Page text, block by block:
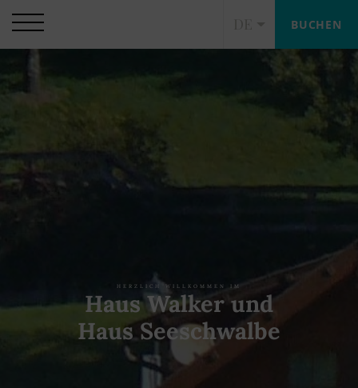
BUCHEN
HERZLICH WILLKOMMEN IM
Haus Walker und
Haus Seeschwalbe